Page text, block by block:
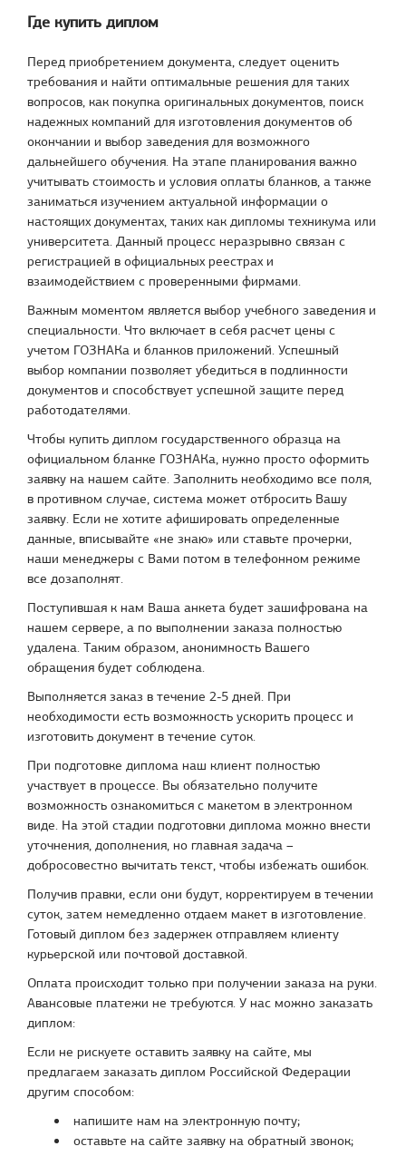
Где купить диплом
Перед приобретением документа, следует оценить
требования и найти оптимальные решения для таких
вопросов, как покупка оригинальных документов, поиск
надежных компаний для изготовления документов об
окончании и выбор заведения для возможного
дальнейшего обучения. На этапе планирования важно
учитывать стоимость и условия оплаты бланков, а также
заниматься изучением актуальной информации о
настоящих документах, таких как дипломы техникума или
университета. Данный процесс неразрывно связан с
регистрацией в официальных реестрах и
взаимодействием с проверенными фирмами.
Важным моментом является выбор учебного заведения и
специальности. Что включает в себя расчет цены с
учетом ГОЗНАКа и бланков приложений. Успешный
выбор компании позволяет убедиться в подлинности
документов и способствует успешной защите перед
работодателями.
Чтобы купить диплом государственного образца на
официальном бланке ГОЗНАКа, нужно просто оформить
заявку на нашем сайте. Заполнить необходимо все поля,
в противном случае, система может отбросить Вашу
заявку. Если не хотите афишировать определенные
данные, вписывайте «не знаю» или ставьте прочерки,
наши менеджеры с Вами потом в телефонном режиме
все дозаполнят.
Поступившая к нам Ваша анкета будет зашифрована на
нашем сервере, а по выполнении заказа полностью
удалена. Таким образом, анонимность Вашего
обращения будет соблюдена.
Выполняется заказ в течение 2-5 дней. При
необходимости есть возможность ускорить процесс и
изготовить документ в течение суток.
При подготовке диплома наш клиент полностью
участвует в процессе. Вы обязательно получите
возможность ознакомиться с макетом в электронном
виде. На этой стадии подготовки диплома можно внести
уточнения, дополнения, но главная задача –
добросовестно вычитать текст, чтобы избежать ошибок.
Получив правки, если они будут, корректируем в течении
суток, затем немедленно отдаем макет в изготовление.
Готовый диплом без задержек отправляем клиенту
курьерской или почтовой доставкой.
Оплата происходит только при получении заказа на руки.
Авансовые платежи не требуются. У нас можно заказать
диплом:
Если не рискуете оставить заявку на сайте, мы
предлагаем заказать диплом Российской Федерации
другим способом:
напишите нам на электронную почту;
оставьте на сайте заявку на обратный звонок;